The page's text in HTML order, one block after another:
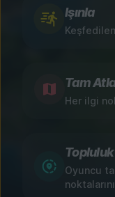
Işınla
Tam
Her ilgi
Oyuncu